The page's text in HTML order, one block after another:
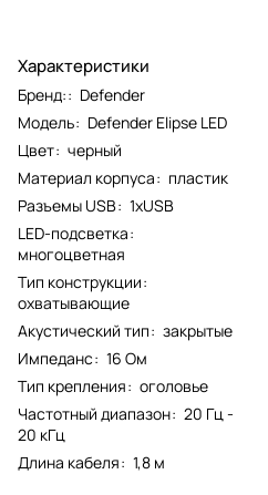
Характеристики
Бренд:: Defender
Модель: Defender Elipse LED
Цвет: черный
Материал корпуса: пластик
Разъемы USB: 1xUSB
LED-подсветка:
многоцветная
Тип конструкции:
охватывающие
Акустический тип: закрытые
Импеданс: 16 Ом
Тип крепления: оголовье
Частотный диапазон: 20 Гц -
20 кГц
Длина кабеля: 1,8 м